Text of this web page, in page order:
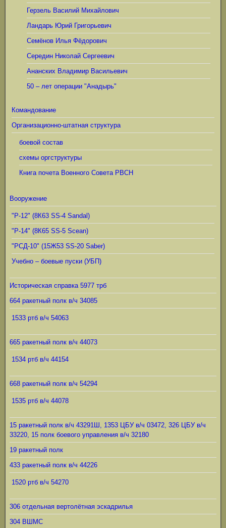
Герзель Василий Михайлович
Ландарь Юрий Григорьевич
Семёнов Илья Фёдорович
Середин Николай Сергеевич
Ананских Владимир Васильевич
50 – лет операции "Анадырь"
Командование
Организационно-штатная структура
боевой состав
схемы оргструктуры
Книга почета Военного Совета РВСН
Вооружение
"Р-12" (8К63 SS-4 Sandal)
"Р-14" (8К65 SS-5 Scean)
"РСД-10" (15Ж53 SS-20 Saber)
Учебно – боевые пуски (УБП)
Историческая справка 5977 трб
664 ракетный полк в/ч 34085
1533 ртб в/ч 54063
665 ракетный полк в/ч 44073
1534 ртб в/ч 44154
668 ракетный полк в/ч 54294
1535 ртб в/ч 44078
15 ракетный полк в/ч 43291Ш, 1353 ЦБУ в/ч 03472, 326 ЦБУ в/ч
33220, 15 полк боевого управления в/ч 32180
19 ракетный полк
433 ракетный полк в/ч 44226
1520 ртб в/ч 54270
306 отдельная вертолётная эскадрилья
304 ВШМС